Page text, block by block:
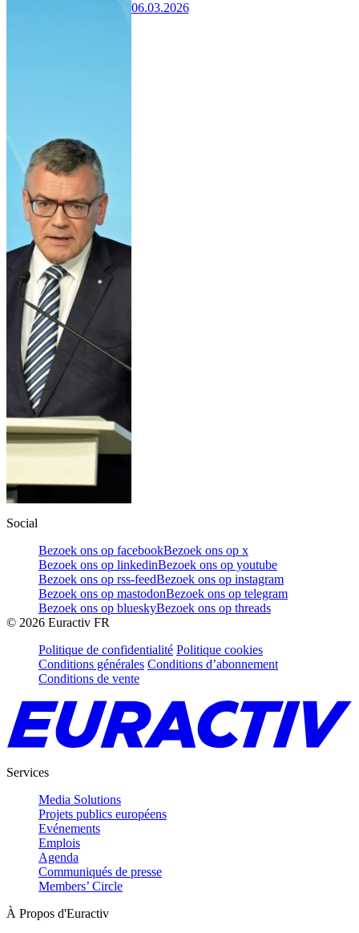
06.03.2026
Social
Bezoek ons op facebookBezoek ons op x
Bezoek ons op linkedinBezoek ons op youtube
Bezoek ons op rss-feedBezoek ons op instagram
Bezoek ons op mastodonBezoek ons op telegram
Bezoek ons op blueskyBezoek ons op threads
© 2026 Euractiv FR
Politique de confidentialité Politique cookies
Conditions générales Conditions d’abonnement
Conditions de vente
Services
Media Solutions
Projets publics européens
Evénements
Emplois
Agenda
Communiqués de presse
Members’ Circle
À Propos d'Euractiv